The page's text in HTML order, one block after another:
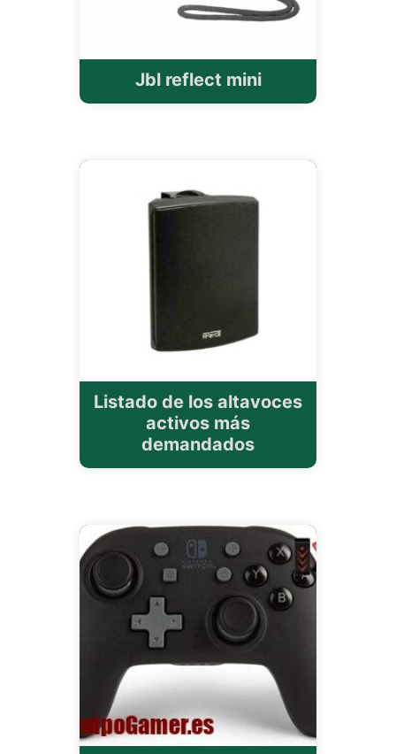
Jbl reflect mini
Listado de los altavoces
activos más
demandados